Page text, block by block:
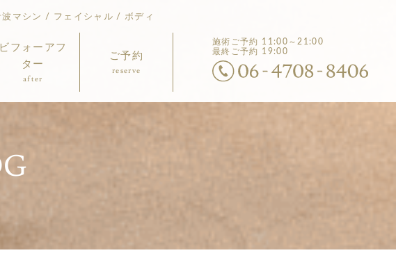
波マシン / フェイシャル / ボディ
ビフォーアフ
ター
after
ご予約
reserve
施術ご予約
11:00～21:00
最終ご予約 19:00